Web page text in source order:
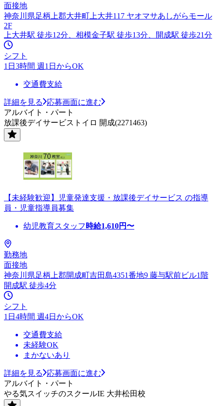
面接地
神奈川県足柄上郡大井町上大井117 ヤオマサあしがらモール
2F
上大井駅 徒歩12分、相模金子駅 徒歩13分、開成駅 徒歩21分
シフト
1日3時間 週1日からOK
交通費支給
詳細を見る
応募画面に進む
アルバイト・パート
放課後デイサービストイロ 開成(2271463)
【未経験歓迎】児童発達支援・放課後デイサービス の指導
員・児童指導員募集
幼児教育スタッフ 時給1,610円〜
勤務地
面接地
神奈川県足柄上郡開成町吉田島4351番地9 藤与駅前ビル1階
開成駅 徒歩4分
シフト
1日4時間 週4日からOK
交通費支給
未経験OK
まかないあり
詳細を見る
応募画面に進む
アルバイト・パート
やる気スイッチのスクールIE 大井松田校